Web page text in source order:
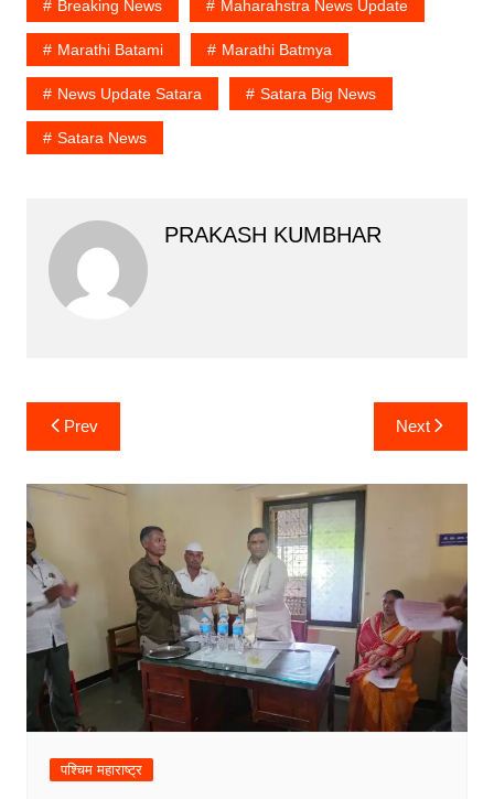
Breaking News Maharahstra News Update
Marathi Batami Marathi Batmya
News Update Satara Satara Big News
Satara News
PRAKASH KUMBHAR
Post
navigation
Prev Next
पश्चिम महाराष्ट्र